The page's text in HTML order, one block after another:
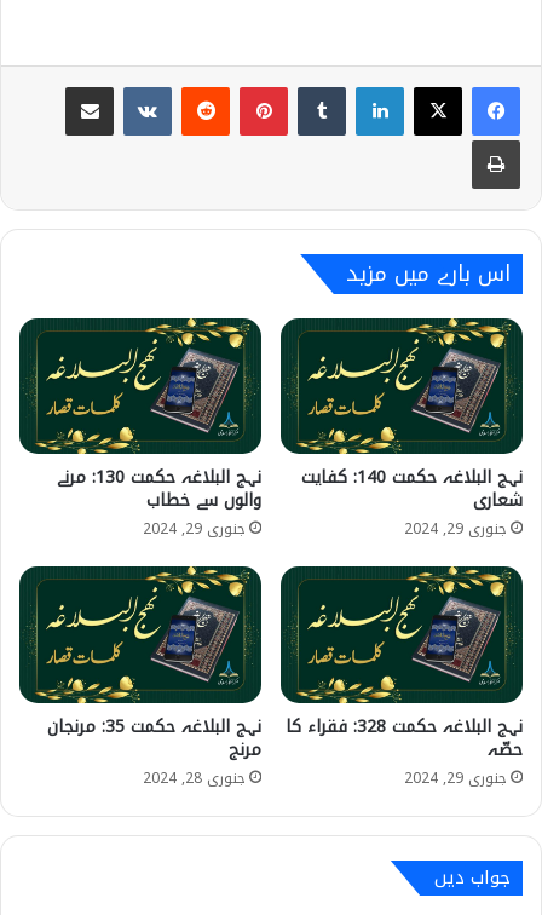
اس بارے میں مزید
نہج البلاغہ حکمت 140: کفایت
شعاری
جنوری 29, 2024
نہج البلاغہ حکمت 130: مرنے
والوں سے خطاب
جنوری 29, 2024
نہج البلاغہ حکمت 328: فقراء کا
حصّہ
جنوری 29, 2024
نہج البلاغہ حکمت 35: مرنجان
مرنج
جنوری 28, 2024
جواب دیں